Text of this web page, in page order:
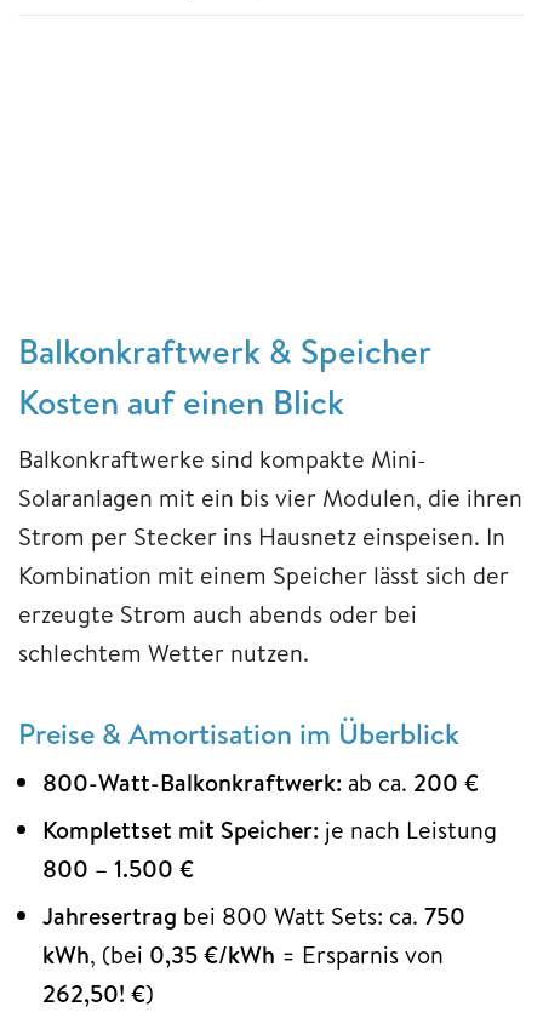
Balkonkraftwerk & Speicher
Kosten auf einen Blick
Balkonkraftwerke sind kompakte Mini-
Solaranlagen mit ein bis vier Modulen, die ihren
Strom per Stecker ins Hausnetz einspeisen. In
Kombination mit einem Speicher lässt sich der
erzeugte Strom auch abends oder bei
schlechtem Wetter nutzen.
Preise & Amortisation im Überblick
800-Watt-Balkonkraftwerk: ab ca. 200 €
Komplettset mit Speicher: je nach Leistung
800 – 1.500 €
Jahresertrag bei 800 Watt Sets: ca. 750
kWh, (bei 0,35 €/kWh = Ersparnis von
262,50! €)